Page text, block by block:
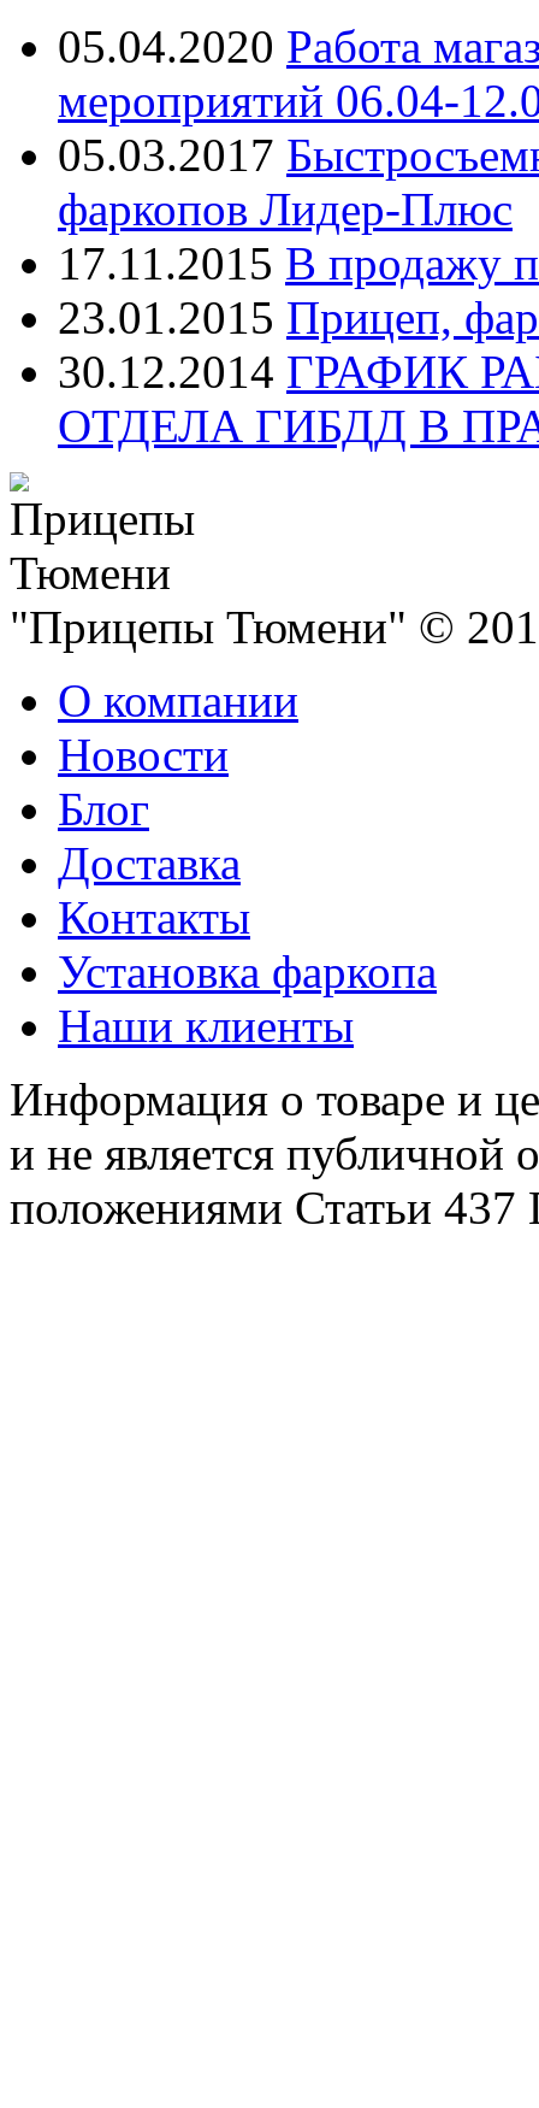
05.04.2020 Работа
мероприятий 06.04-
05.03.2017
фаркопов Лидер-Плюс
17.11.2015 В продажу
23.01.2015 Прицеп,
30.12.2014 ГРАФИК
ОТДЕЛА ГИБДД В
"Прицепы Тюмени" ©
О компании
Новости
Блог
Доставка
Контакты
Установка фаркопа
Наши клиенты
Информация о товаре и
и не является публичной
положениями Статьи 437